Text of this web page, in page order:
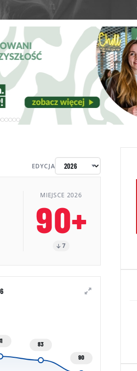
EDYCJA
MIEJSCE 2026
90+
7
83
90